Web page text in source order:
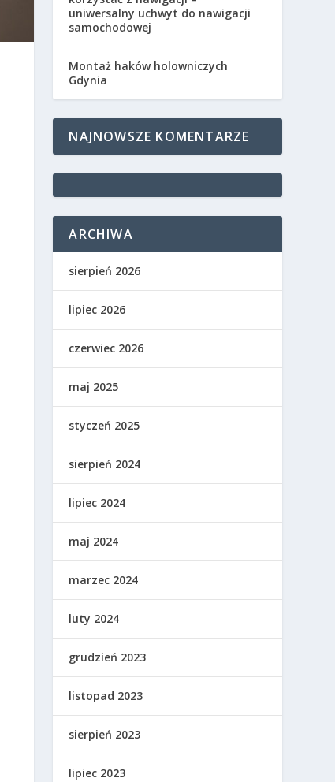
uniwersalny uchwyt do nawigacji
samochodowej
Montaż haków holowniczych
Gdynia
NAJNOWSZE KOMENTARZE
ARCHIWA
sierpień 2026
lipiec 2026
czerwiec 2026
maj 2025
styczeń 2025
sierpień 2024
lipiec 2024
maj 2024
marzec 2024
luty 2024
grudzień 2023
listopad 2023
sierpień 2023
lipiec 2023